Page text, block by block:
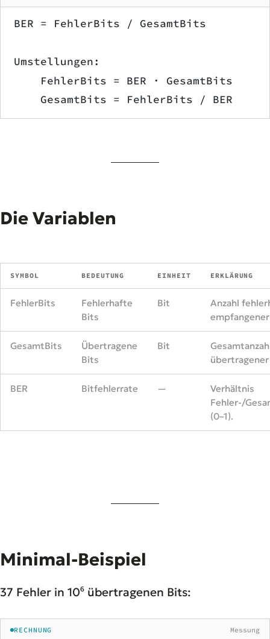
BER = FehlerBits / GesamtBits
Umstellungen:
    FehlerBits = BER · GesamtBits
    GesamtBits = FehlerBits / BER
Die Variablen
SYMBOL BEDEUTUNG EINHEIT ERKLÄRUNG
FehlerBits
Fehlerhafte
Bits
Bit
Anzahl
GesamtBits
Übertragene
Bits
Bit
BER Bitfehlerrate —
Verhältnis
Fehler-/
(0–1).
Minimal-Beispiel
37 Fehler in 10⁶ übertragenen Bits:
RECHNUNG Messung